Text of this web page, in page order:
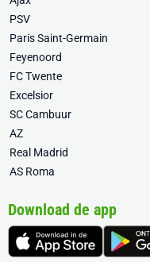
PSV
Paris Saint-Germain
Feyenoord
FC Twente
Excelsior
SC Cambuur
AZ
Real Madrid
AS Roma
Download de app